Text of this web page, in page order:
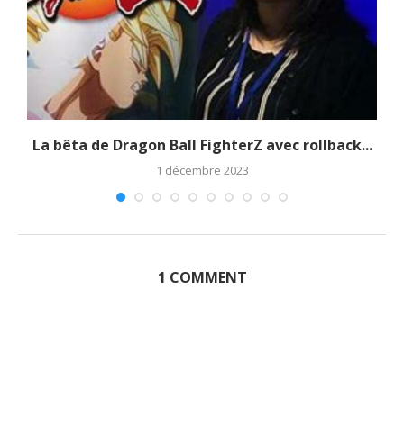
La bêta de Dragon Ball FighterZ avec rollback...
1 décembre 2023
1 COMMENT